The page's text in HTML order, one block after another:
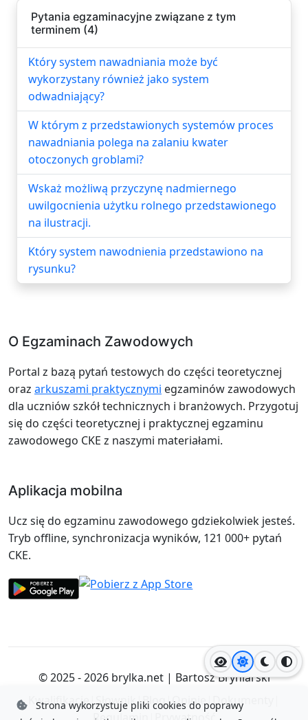
Jasny motyw
Ciemny
Pytania egzaminacyjne związane z tym
terminem (4)
Który system nawadniania może być
wykorzystany również jako system
odwadniający?
W którym z przedstawionych systemów proces
nawadniania polega na zalaniu kwater
otoczonych groblami?
Wskaż możliwą przyczynę nadmiernego
uwilgocnienia użytku rolnego przedstawionego
na ilustracji.
Który system nawodnienia przedstawiono na
rysunku?
O Egzaminach Zawodowych
Portal z bazą pytań testowych do części teoretycznej
oraz arkuszami praktycznymi egzaminów zawodowych
dla uczniów szkół technicznych i branżowych. Przygotuj
się do części teoretycznej i praktycznej egzaminu
zawodowego CKE z naszymi materiałami.
Aplikacja mobilna
Ucz się do egzaminu zawodowego gdziekolwiek jesteś.
Tryb offline, synchronizacja wyników, 121 000+ pytań
CKE.
© 2025 - 2026 brylka.net| Bartosz Bryniarski
Kwalifikacje|Słownik|Blog|Opinie|Dokumenty
Strona wykorzystuje pliki cookies do poprawy